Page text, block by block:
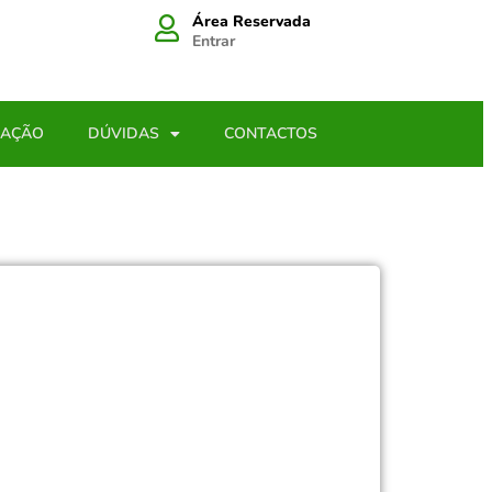
Área Reservada
Entrar
DÚVIDAS CONTACTOS